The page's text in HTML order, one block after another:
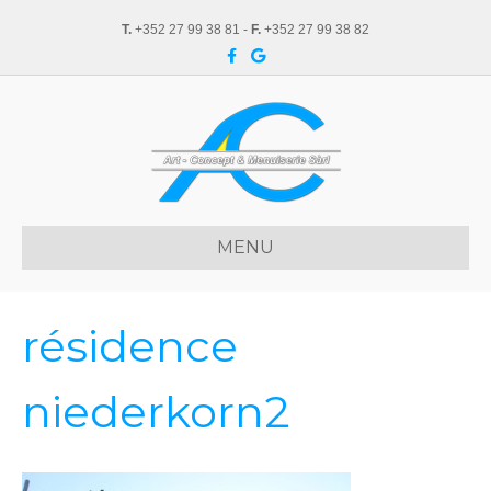
T. +352 27 99 38 81 - F. +352 27 99 38 82
c
o
o
k
G
o
l
e
MENU
résidence
niederkorn2